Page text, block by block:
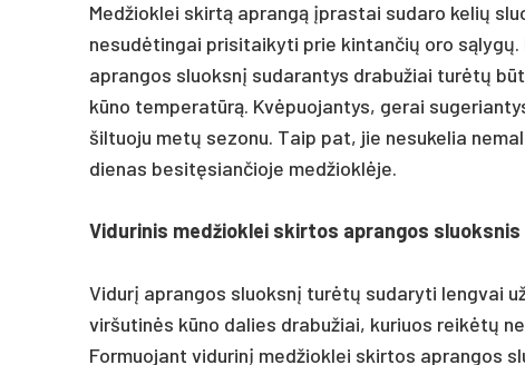
Medžioklei skirtą aprangą įprastai sudaro kelių
nesudėtingai prisitaikyti prie kintančių oro
aprangos sluoksnį sudarantys drabužiai turėtų
kūno temperatūrą. Kvėpuojantys, gerai
šiltuoju metų sezonu. Taip pat, jie nesukelia
dienas besitęsiančioje medžioklėje.
Vidurinis medžioklei skirtos aprangos sluoksnis
Vidurį aprangos sluoksnį turėtų sudaryti lengvai
viršutinės kūno dalies drabužiai, kuriuos reikėtų
Formuojant vidurinį medžioklei skirtos aprangos